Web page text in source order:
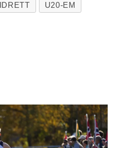
IDRETT U20-EM